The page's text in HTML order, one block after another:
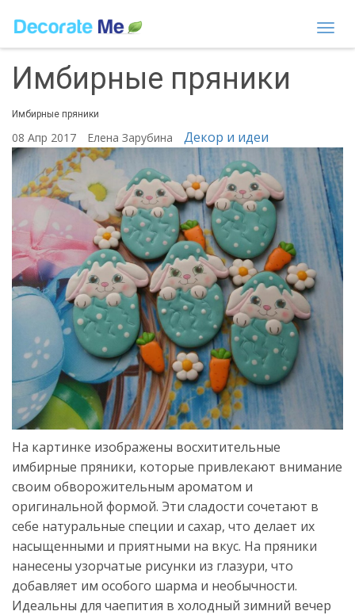
Имбирные пряники
Имбирные пряники
08 Апр 2017 Елена Зарубина Декор и идеи
На картинке изображены восхитительные
имбирные пряники, которые привлекают внимание
своим обворожительным ароматом и
оригинальной формой. Эти сладости сочетают в
себе натуральные специи и сахар, что делает их
насыщенными и приятными на вкус. На пряники
нанесены узорчатые рисунки из глазури, что
добавляет им особого шарма и необычности.
Идеальны для чаепития в холодный зимний вечер